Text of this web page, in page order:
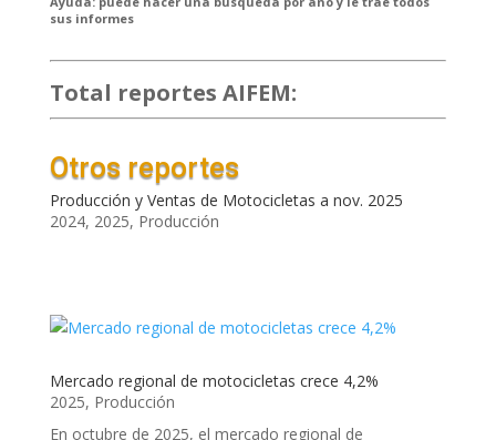
sus informes
Total reportes AIFEM:
Otros reportes
Producción y Ventas de Motocicletas a nov. 2025
2024, 2025, Producción
Mercado regional de motocicletas crece 4,2%
2025, Producción
En octubre de 2025, el mercado regional de